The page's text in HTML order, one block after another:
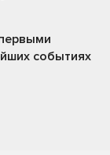
событиях